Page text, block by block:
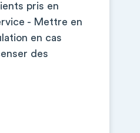
pris en
- Mettre en
en cas
des